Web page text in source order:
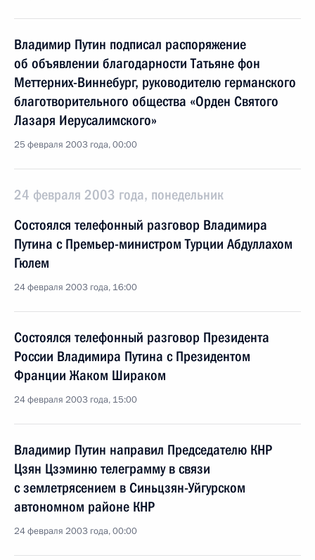
Владимир Путин подписал распоряжение
об объявлении благодарности Татьяне фон
Меттерних-Виннебург, руководителю германского
благотворительного общества «Орден Святого
Лазаря Иерусалимского»
25 февраля 2003 года, 00:00
24 февраля 2003 года, понедельник
Состоялся телефонный разговор Владимира
Путина с Премьер-министром Турции Абдуллахом
Гюлем
24 февраля 2003 года, 16:00
Состоялся телефонный разговор Президента
России Владимира Путина с Президентом
Франции Жаком Шираком
24 февраля 2003 года, 15:00
Владимир Путин направил Председателю КНР
Цзян Цзэминю телеграмму в связи
с землетрясением в Синьцзян-Уйгурском
автономном районе КНР
24 февраля 2003 года, 00:00